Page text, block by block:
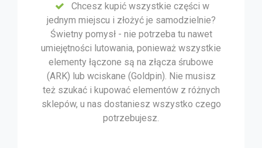
Chcesz kupić wszystkie części w
jednym miejscu i złożyć je samodzielnie?
Świetny pomysł - nie potrzeba tu nawet
umiejętności lutowania, ponieważ wszystkie
elementy łączone są na złącza śrubowe
(ARK) lub wciskane (Goldpin). Nie musisz
też szukać i kupować elementów z różnych
sklepów, u nas dostaniesz wszystko czego
potrzebujesz.